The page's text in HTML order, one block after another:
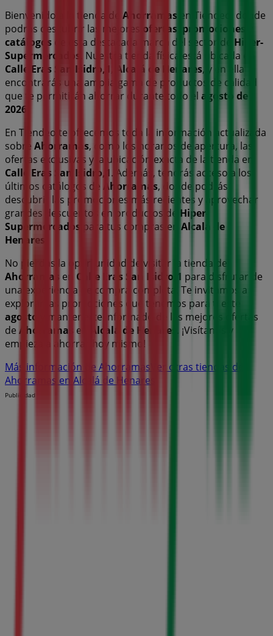
Bienvenido a la tienda de Ahorramas en Tiendeo, donde
podrás descubrir las mejores ofertas promociones
catálogos de esta destacada marca del sector de Hiper-
Supermercados . Nuestra tienda física está ubicada en
Calle Eras San Isidro,1
Alcalá de Henares, y en ella
encontrarás una amplia gama de productos de calidad
que te permitirán ahorrar durante todo el agosto de
2026
En Tiendeo te ofrecemos toda la información actualizada
sobre Ahorramas, como los horarios de apertura, las
ofertas exclusivas y la ubicación exacta de la tienda en
Calle Eras San Isidro,1. Además, tendrás acceso a los
últimos catálogos de Ahorramas, donde podrás
descubrir las promociones más recientes y aprovechar
grandes descuentos en productos de Hiper-
Supermercados para tus compras en Alcalá de
Henares
No pierdas la oportunidad de visitar la tienda de
Ahorramas
en Calle Eras San Isidro,1 para disfrutar de
una experiencia de compra completa. Te invitamos a
explorar las promociones que tenemos para ti este
agosto
y mantenerte informado de las mejores ofertas
de Ahorramas en Alcalá de Henares
. ¡Visítanos y
empieza a ahorrar hoy mismo!
Más información de Ahorramas Ver otras tiendas de
Ahorramas en Alcalá de Henares
Publicidad